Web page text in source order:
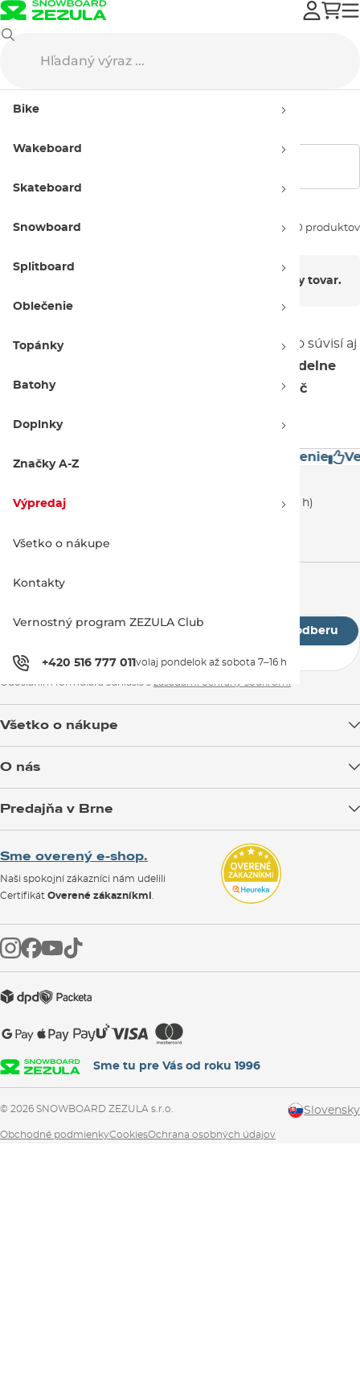
Bike
Wakeboard
Skateboard
Snowboard
Splitboard
Oblečenie
Topánky
Batohy
Doplnky
Značky A-Z
Výpredaj
Všetko o nákupe
Kontakty
Vernostný program ZEZULA Club
+420 516 777 011 volaj pondelok až sobota 7–16 h
Starostlivosť o neoprén
Zoradiť podľa: 0 produktov
V tejto kategórii nie je momentálne žiadny tovar.
S dňami strávenými na wakeboarde veľmi úzko súvisí aj
pravidelne
udržiavať!
Tak si vyber z našej ponuky, nech
nič
značky Mimoriadne rýchle doručenie
Zákaznícka podpora
+420 516 777 011 (volaj pondelok až sobota 7–16 h)
info@snowboard-zezula.sk
Prihlásiť k odberu
Odoslaním formulára súhlasíš s zásadami ochrany soukromí
Všetko o nákupe
Výmena a vrátenie tovaru
Reklamácie
Návody na použitie a údržbu
Kontakty
O nás
SNOWBOARD ZEZULA Team
Ako si vybrať vybavenie
Predajňa v Brne
Mapa a ako k nám
Parkovanie
Servis a opravy
Sme overený e-shop.
Naši spokojní zákazníci nám udelili
Certifikát Overené zákazníkmi
Sme tu pre Vás od roku 1996
© 2026 SNOWBOARD ZEZULA s.r.o. Slovensky
Obchodné podmienkyCookiesOchrana osobných údajov